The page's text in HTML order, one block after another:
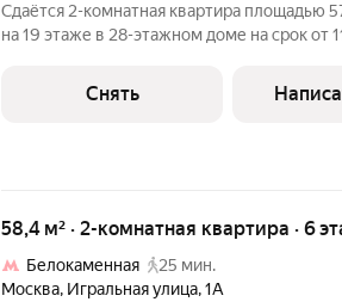
Сдаётся 2-комнатная квартира площадью
на 19 этаже в 28-этажном доме на срок от
Снять
58,4 м² · 2-комнатная квартира · 6
Белокаменная
25 мин.
Москва, Игральная улица,1А